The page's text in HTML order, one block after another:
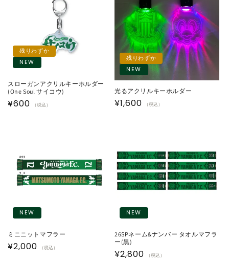
残りわずか
NEW
スローガンアクリルキーホルダー
(One Soul サイコウ)
通
¥600 （税込）
残りわずか
NEW
光るアクリルキーホルダー
通
¥1,600 （税込）
NEW
ミニニットマフラー
通
¥2,000 （税込）
NEW
26SPネーム&ナンバー タオルマフラ
ー(黒)
通
¥2,800 （税込）